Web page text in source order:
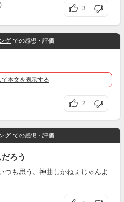
3
グ での感想・評価
て本文を表示する
2
グ での感想・評価
だろう
つも思う。神曲しかねぇじゃんよ